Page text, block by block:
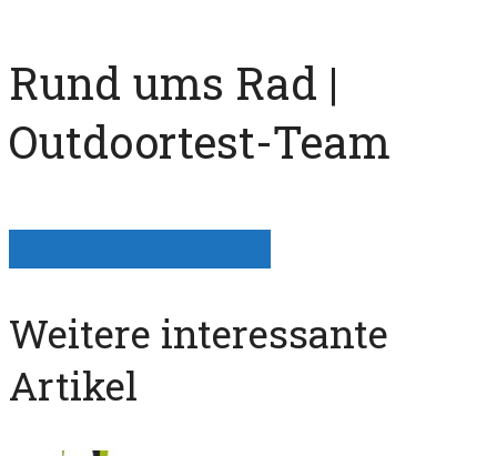
Rund ums Rad |
Outdoortest-Team
Weitere interessante
Artikel